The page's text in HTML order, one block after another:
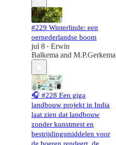
#229 Winterlinde: een
oernederlandse boom
jul 8 • Erwin
Balkema and M.P.Gerkema
🎧 #228 Een giga
landbouw projekt in India
laat zien dat landbouw
zonder kunstmest en
bestrijdingsmiddelen voor